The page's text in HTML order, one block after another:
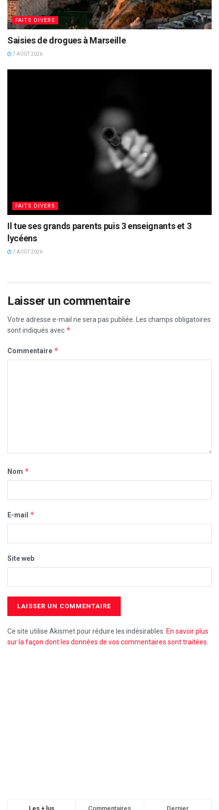
FAITS DIVERS
Saisies de drogues à Marseille
7 AOÛT 2026
FAITS DIVERS
Il tue ses grands parents puis 3 enseignants et 3
lycéens
7 AOÛT 2026
Laisser un commentaire
Votre adresse e-mail ne sera pas publiée. Les champs obligatoires
sont indiqués avec *
Commentaire *
Nom *
E-mail *
Site web
Ce site utilise Akismet pour réduire les indésirables. En savoir plus
sur la façon dont les données de vos commentaires sont traitées.
Les + lus Commentaires Dernier